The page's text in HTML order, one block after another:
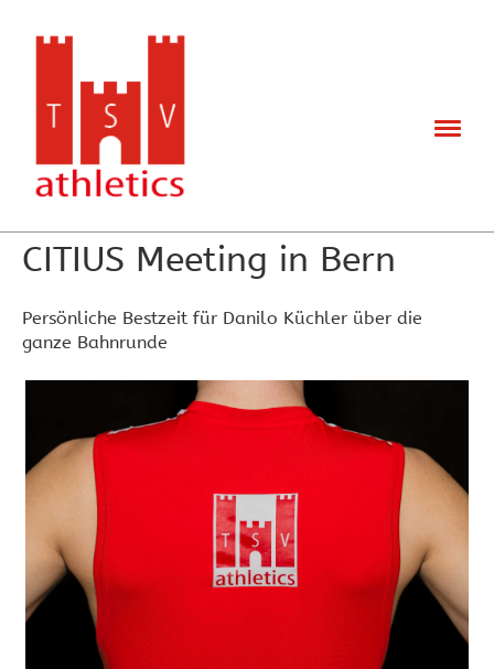
Zurück
CITIUS Meeting in Bern
Persönliche Bestzeit für Danilo Küchler über die
ganze Bahnrunde